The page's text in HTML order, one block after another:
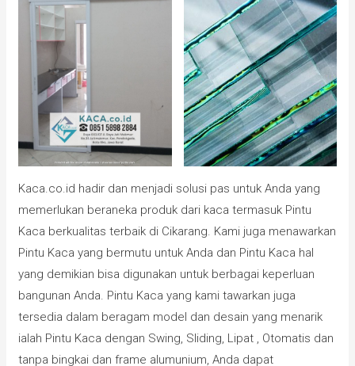
Kaca.co.id hadir dan menjadi solusi pas untuk Anda yang
memerlukan beraneka produk dari kaca termasuk Pintu
Kaca berkualitas terbaik di Cikarang. Kami juga menawarkan
Pintu Kaca yang bermutu untuk Anda dan Pintu Kaca hal
yang demikian bisa digunakan untuk berbagai keperluan
bangunan Anda. Pintu Kaca yang kami tawarkan juga
tersedia dalam beragam model dan desain yang menarik
ialah Pintu Kaca dengan Swing, Sliding, Lipat , Otomatis dan
tanpa bingkai dan frame alumunium, Anda dapat